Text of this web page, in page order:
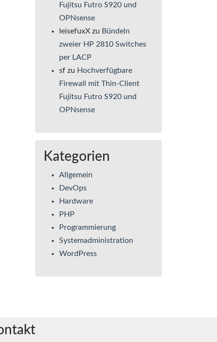
Fujitsu Futro S920 und
OPNsense
leisefuxX zu Bündeln
zweier HP 2810 Switches
per LACP
sf zu Hochverfügbare
Firewall mit Thin-Client
Fujitsu Futro S920 und
OPNsense
Kategorien
Allgemein
DevOps
Hardware
PHP
Programmierung
Systemadministration
WordPress